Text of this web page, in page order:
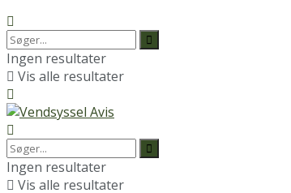
Ingen resultater
Vis alle resultater
Ingen resultater
Vis alle resultater